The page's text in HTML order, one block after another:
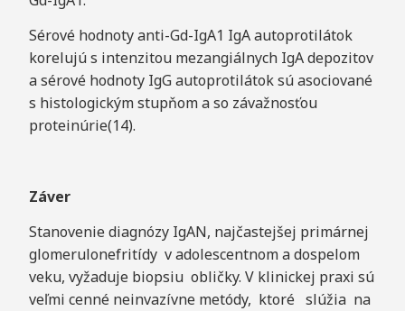
Sérové hodnoty anti-Gd-IgA1 IgA autoprotilátok
korelujú s intenzitou mezangiálnych IgA depozitov
a sérové hodnoty IgG autoprotilátok sú asociované
s histologickým stupňom a so závažnosťou
proteinúrie(14).
Záver
Stanovenie diagnózy IgAN, najčastejšej primárnej
glomerulonefritídy v adolescentnom a dospelom
veku, vyžaduje biopsiu obličky. V klinickej praxi sú
veľmi cenné neinvazívne metódy, ktoré slúžia na